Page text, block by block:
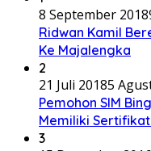
8 September 2018
Ridwan Kamil
Ke Majalengka
2
21 Juli 20185
Pemohon SIM
Memiliki
3